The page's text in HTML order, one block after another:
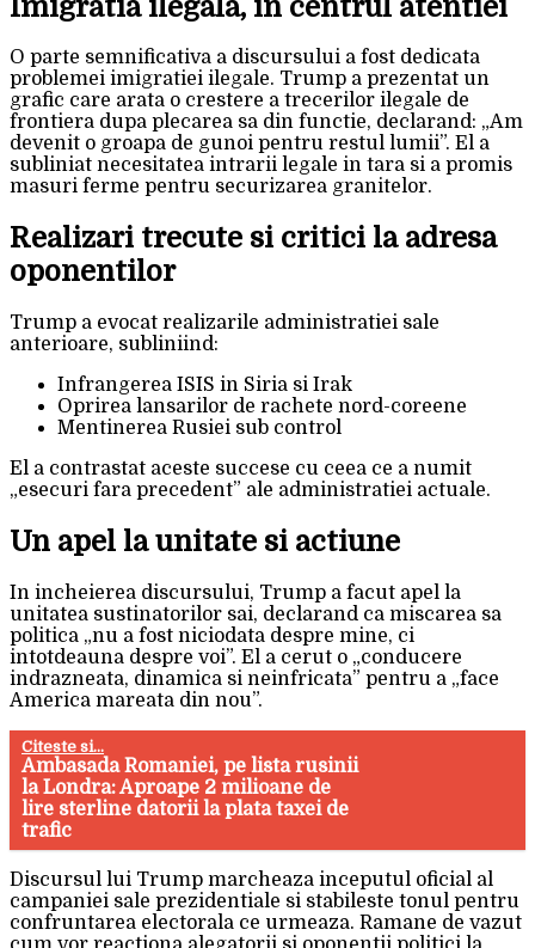
O parte semnificativa a discursului a fost dedicata
problemei imigratiei ilegale. Trump a prezentat un
grafic care arata o crestere a trecerilor ilegale de
frontiera dupa plecarea sa din functie, declarand: „Am
devenit o groapa de gunoi pentru restul lumii”. El a
subliniat necesitatea intrarii legale in tara si a promis
masuri ferme pentru securizarea granitelor.
Realizari trecute si critici la adresa
oponentilor
Trump a evocat realizarile administratiei sale
anterioare, subliniind:
Infrangerea ISIS in Siria si Irak
Oprirea lansarilor de rachete nord-coreene
Mentinerea Rusiei sub control
El a contrastat aceste succese cu ceea ce a numit
„esecuri fara precedent” ale administratiei actuale.
Un apel la unitate si actiune
In incheierea discursului, Trump a facut apel la
unitatea sustinatorilor sai, declarand ca miscarea sa
politica „nu a fost niciodata despre mine, ci
intotdeauna despre voi”. El a cerut o „conducere
indrazneata, dinamica si neinfricata” pentru a „face
America mareata din nou”.
Citeste si...
Ambasada Romaniei, pe lista rusinii
la Londra: Aproape 2 milioane de
lire sterline datorii la plata taxei de
trafic
Discursul lui Trump marcheaza inceputul oficial al
campaniei sale prezidentiale si stabileste tonul pentru
confruntarea electorala ce urmeaza. Ramane de vazut